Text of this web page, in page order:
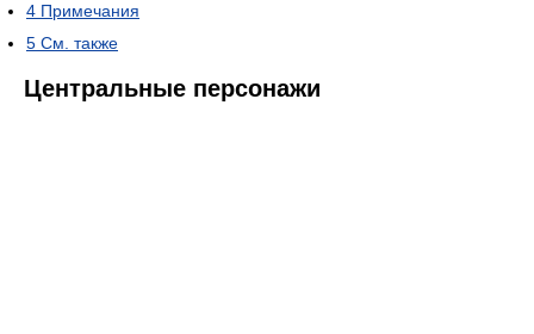
4 Примечания
5 См. тaкже
Центральные персонажи